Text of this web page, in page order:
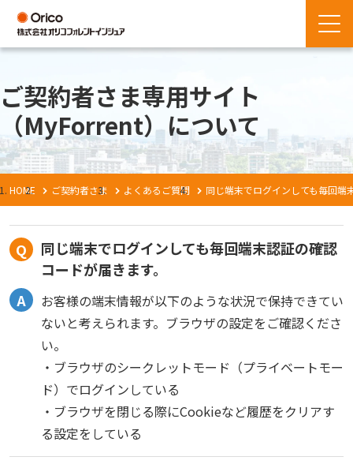
ご契約者さま専用サイト
（MyForrent）について
HOME ご契約者さま よくあるご質問 同じ端末でログインしても毎回端
同じ端末でログインしても毎回端末認証の確認
コードが届きます。
お客様の端末情報が以下のような状況で保持できてい
ないと考えられます。ブラウザの設定をご確認くださ
い。
・ブラウザのシークレットモード（プライベートモー
ド）でログインしている
・ブラウザを閉じる際にCookieなど履歴をクリアす
る設定をしている